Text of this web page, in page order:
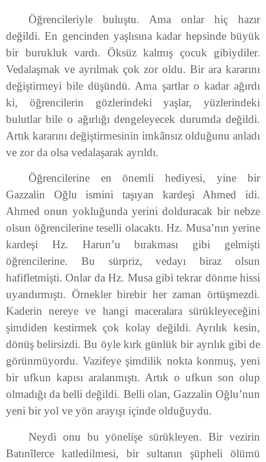
Öğrencileriyle buluştu. Ama onlar hiç hazır
değildi. En gencinden yaşlısına kadar hepsinde büyük
bir burukluk vardı. Öksüz kalmış çocuk gibiydiler.
Vedalaşmak ve ayrılmak çok zor oldu. Bir ara kararını
değiştirmeyi bile düşündü. Ama şartlar o kadar ağırdı
ki, öğrencilerin gözlerindeki yaşlar, yüzlerindeki
bulutlar bile o ağırlığı dengeleyecek durumda değildi.
Artık kararını değiştirmesinin imkânsız olduğunu anladı
ve zor da olsa vedalaşarak ayrıldı.
Öğrencilerine en önemli hediyesi, yine bir
Gazzalin Oğlu ismini taşıyan kardeşi Ahmed idi.
Ahmed onun yokluğunda yerini dolduracak bir nebze
olsun öğrencilerine teselli olacaktı. Hz. Musa’nın yerine
kardeşi Hz. Harun’u bırakması gibi gelmişti
öğrencilerine. Bu sürpriz, vedayı biraz olsun
hafifletmişti. Onlar da Hz. Musa gibi tekrar dönme hissi
uyandırmıştı. Örnekler birebir her zaman örtüşmezdi.
Kaderin nereye ve hangi maceralara sürükleyeceğini
şimdiden kestirmek çok kolay değildi. Ayrılık kesin,
dönüş belirsizdi. Bu öyle kırk günlük bir ayrılık gibi de
görünmüyordu. Vazifeye şimdilik nokta konmuş, yeni
bir ufkun kapısı aralanmıştı. Artık o ufkun son olup
olmadığı da belli değildi. Belli olan, Gazzalin Oğlu’nun
yeni bir yol ve yön arayışı içinde olduğuydu.
Neydi onu bu yönelişe sürükleyen. Bir vezirin
Batınîlerce katledilmesi, bir sultanın şüpheli ölümü